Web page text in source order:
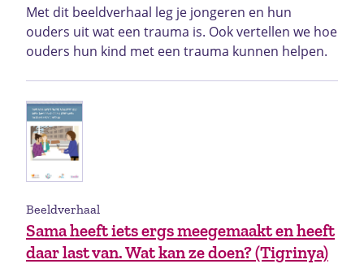
Met dit beeldverhaal leg je jongeren en hun
ouders uit wat een trauma is. Ook vertellen we hoe
ouders hun kind met een trauma kunnen helpen.
Sama heeft iets ergs meegemaakt en heeft
daar last van. Wat kan ze doen? (Tigrinya)
Beeldverhaal